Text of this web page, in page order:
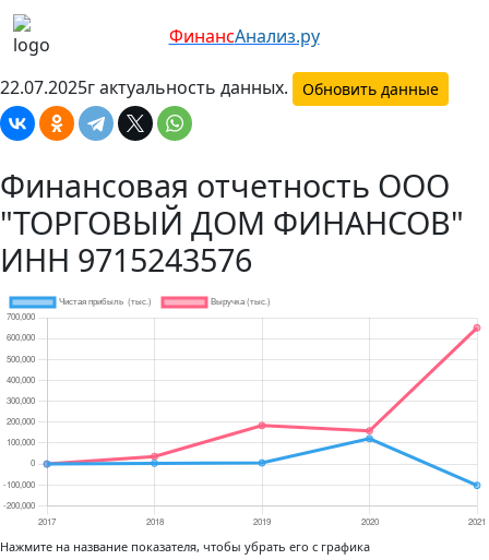
ФинансАнализ.ру
22.07.2025г актуальность данных. Обновить данные
Финансовая отчетность ООО
"ТОРГОВЫЙ ДОМ ФИНАНСОВ"
ИНН 9715243576
Нажмите на название показателя, чтобы убрать его с графика